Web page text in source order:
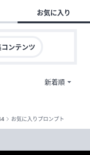
お気に入りプロンプト
お気に入り
ンテンツ